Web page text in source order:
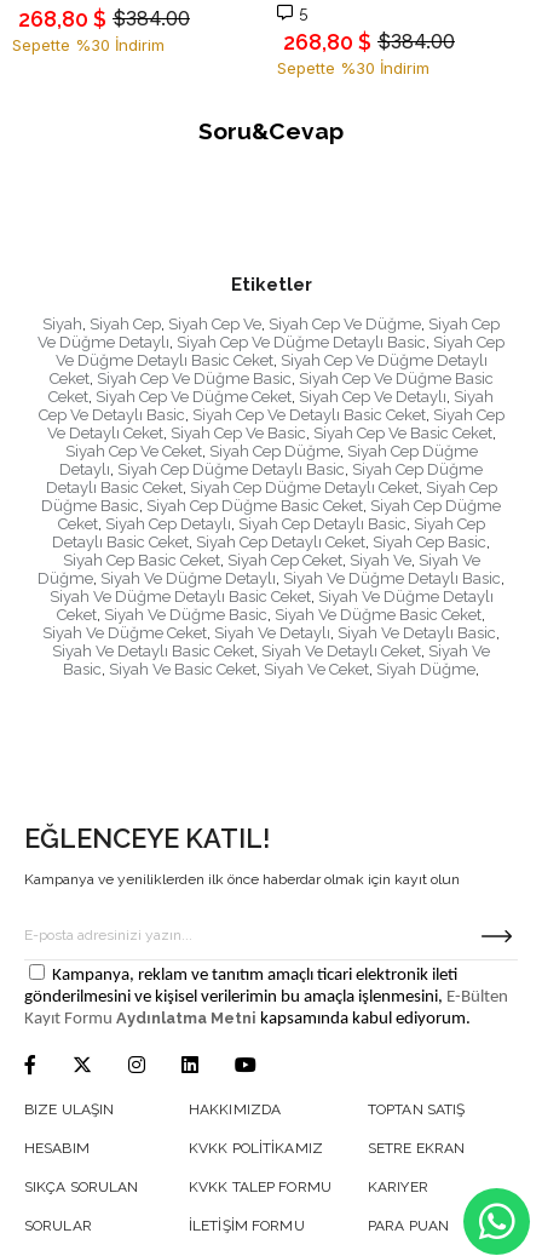
$384.00
268,80 $
Sepette %30 İndirim
5
$384.00
268,80 $
Sepette %30 İndirim
Soru&Cevap
Etiketler
Siyah Siyah Cep Siyah Cep Ve Siyah Cep Ve Düğme Siyah Cep
Ve Düğme Detaylı Siyah Cep Ve Düğme Detaylı Basic Siyah Cep
Ve Düğme Detaylı Basic Ceket, Siyah Cep Ve Düğme Detaylı
Ceket, Siyah Cep Ve Düğme Basic Siyah Cep Ve Düğme Basic
Ceket Siyah Cep Ve Düğme Ceket Siyah Cep Ve Detaylı Siyah
Cep Ve Detaylı Basic Siyah Cep Ve Detaylı Basic Ceket, Siyah Cep
Ve Detaylı Ceket, Siyah Cep Ve Basic Siyah Cep Ve Basic Ceket,
Siyah Cep Ve Ceket, Siyah Cep Düğme, Siyah Cep Düğme
Detaylı Siyah Cep Düğme Detaylı Basic Siyah Cep Düğme
Detaylı Basic Ceket, Siyah Cep Düğme Detaylı Ceket, Siyah Cep
Düğme Basic Siyah Cep Düğme Basic Ceket Siyah Cep Düğme
Ceket, Siyah Cep Detaylı Siyah Cep Detaylı Basic Siyah Cep
Detaylı Basic Ceket Siyah Cep Detaylı Ceket Siyah Cep Basic
Siyah Cep Basic Ceket, Siyah Cep Ceket, Siyah Ve, Siyah Ve
Düğme Siyah Ve Düğme Detaylı Siyah Ve Düğme Detaylı Basic
Siyah Ve Düğme Detaylı Basic Ceket, Siyah Ve Düğme Detaylı
Ceket Siyah Ve Düğme Basic Siyah Ve Düğme Basic Ceket
Siyah Ve Düğme Ceket Siyah Ve Detaylı Siyah Ve Detaylı Basic
Siyah Ve Detaylı Basic Ceket Siyah Ve Detaylı Ceket Siyah Ve
Basic Siyah Ve Basic Ceket Siyah Ve Ceket Siyah Düğme
EĞLENCEYE KATIL!
Kampanya ve yeniliklerden ilk önce haberdar olmak için kayıt olun
Kampanya, reklam ve tanıtım amaçlı ticari elektronik ileti
gönderilmesini ve kişisel verilerimin bu amaçla işlenmesini, E-Bülten
Kayıt Formu Aydınlatma Metni kapsamında kabul ediyorum.
BIZE ULAŞIN
HESABIM
SIKÇA SORULAN
SORULAR
HAKKIMIZDA
KVKK POLİTİKAMIZ
KVKK TALEP FORMU
İLETİŞİM FORMU
TOPTAN SATIŞ
SETRE EKRAN
KARIYER
PARA PUAN